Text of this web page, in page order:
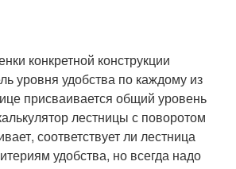
конкретной конструкции
уровня удобства по каждому из
присваивается общий уровень
лестницы с поворотом
соответствует ли лестница
удобства, но всегда надо